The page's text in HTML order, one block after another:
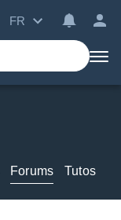
FR
Forums Tutos